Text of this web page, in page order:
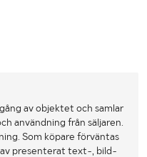
av objektet och samlar
användning från säljaren.
Som köpare förväntas
av presenterat text-, bild-